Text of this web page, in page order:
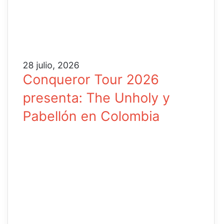
28 julio, 2026
Conqueror Tour 2026
presenta: The Unholy y
Pabellón en Colombia